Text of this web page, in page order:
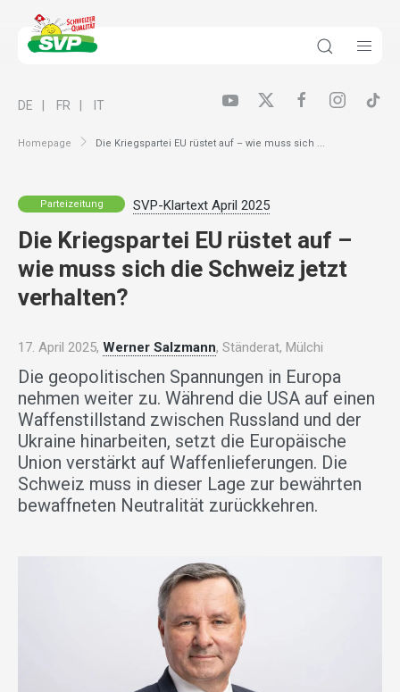
Homepage Die Kriegspartei EU rüstet auf – wie muss sich ...
DE FR IT
Parteizeitung SVP-Klartext April 2025
Die Kriegspartei EU rüstet auf –
wie muss sich die Schweiz jetzt
verhalten?
17. April 2025, Werner Salzmann, Ständerat, Mülchi
Die geopolitischen Spannungen in Europa
nehmen weiter zu. Während die USA auf einen
Waffenstillstand zwischen Russland und der
Ukraine hinarbeiten, setzt die Europäische
Union verstärkt auf Waffenlieferungen. Die
Schweiz muss in dieser Lage zur bewährten
bewaffneten Neutralität zurückkehren.